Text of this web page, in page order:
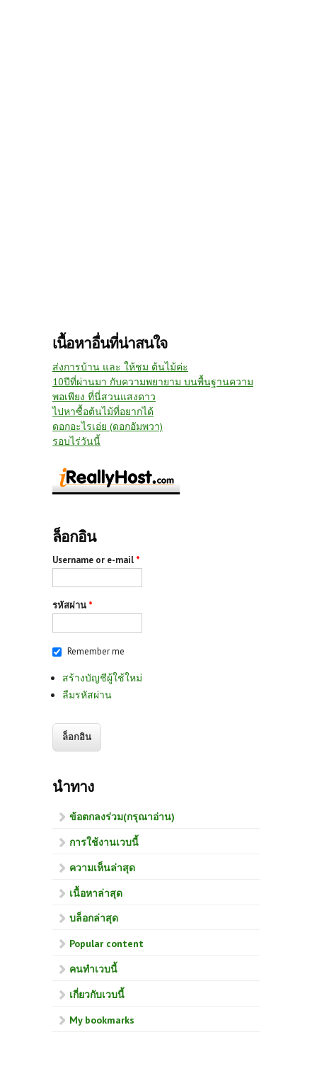
เนื้อหาอื่นที่น่าสนใจ
ส่งการบ้าน และ ให้ชม ต้นไม้ค่ะ
10ปีที่ผ่านมา กับความพยายาม บนพื้นฐานความ
พอเพียง ที่นี่สวนแสงดาว
ไปหาซื้อต้นไม้ที่อยากได้
ดอกอะไรเอ่ย (ดอกอัมพวา)
รอบไร่วันนี้
ล็อกอิน
Username or e-mail *
รหัสผ่าน *
Remember me
สร้างบัญชีผู้ใช้ใหม่
ลืมรหัสผ่าน
นำทาง
ข้อตกลงร่วม(กรุณาอ่าน)
การใช้งานเวบนี้
ความเห็นล่าสุด
เนื้อหาล่าสุด
บล็อกล่าสุด
Popular content
คนทำเวบนี้
เกี่ยวกับเวบนี้
My bookmarks